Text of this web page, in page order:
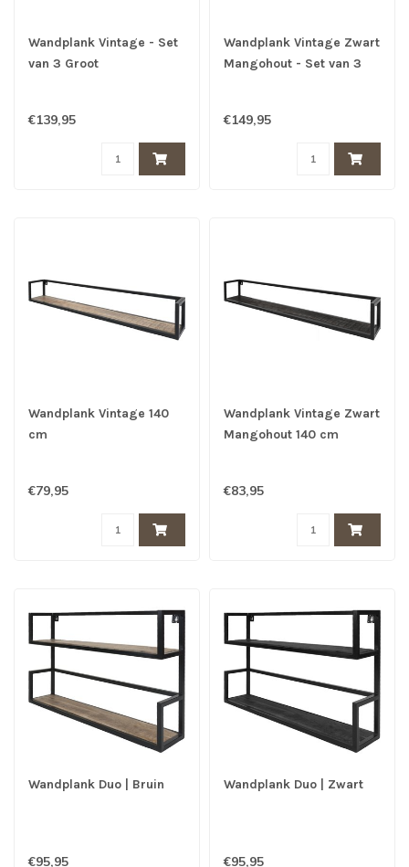
Wandplank Vintage - Set
van 3 Groot
€139,95
Wandplank Vintage Zwart
Mangohout - Set van 3
€149,95
Wandplank Vintage 140
cm
€79,95
Wandplank Vintage Zwart
Mangohout 140 cm
€83,95
Wandplank Duo | Bruin
€95,95
Wandplank Duo | Zwart
€95,95